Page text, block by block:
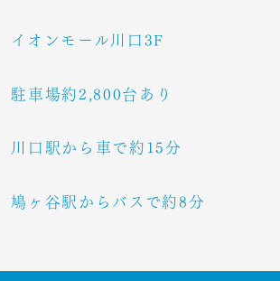
イオンモール川口3F
駐車場約2,800台あり
川口駅から車で約15分
鳩ヶ谷駅からバスで約8分